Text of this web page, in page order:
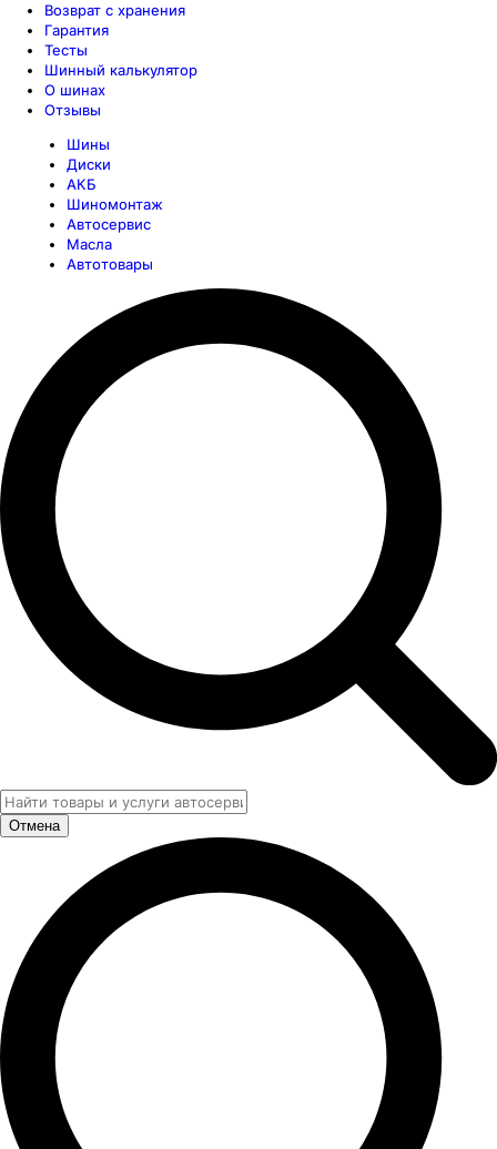
Возврат с хранения
Гарантия
Тесты
Шинный калькулятор
О шинах
Отзывы
Шины
Диски
АКБ
Шиномонтаж
Автосервис
Масла
Автотовары
Отмена